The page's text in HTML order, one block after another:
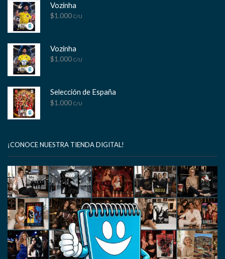
Vozinha
$1.000 C/U
Vozinha
$1.000 C/U
Selección de España
$1.000 C/U
¡CONOCE NUESTRA TIENDA DIGITAL!